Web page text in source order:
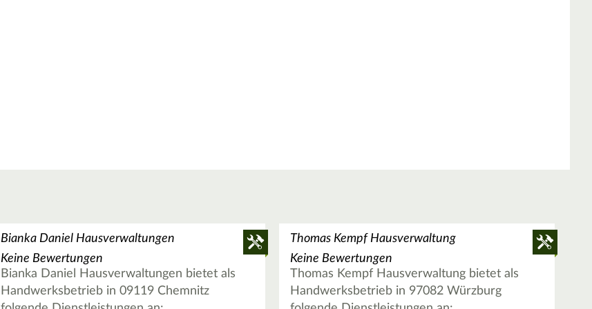
Bianka Daniel Hausverwaltungen
Keine Bewertungen
Bianka Daniel Hausverwaltungen bietet als
Handwerksbetrieb in 09119 Chemnitz
Thomas Kempf Hausverwaltung
Keine Bewertungen
Thomas Kempf Hausverwaltung bietet als
Handwerksbetrieb in 97082 Würzburg